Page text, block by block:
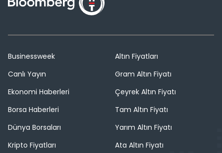
Businessweek
Canlı Yayın
Ekonomi Haberleri
Borsa Haberleri
Dünya Borsaları
Kripto Fiyatları
Altın Fiyatları
Gram Altın Fiyatı
Çeyrek Altın Fiyatı
Tam Altın Fiyatı
Yarım Altın Fiyatı
Ata Altın Fiyatı